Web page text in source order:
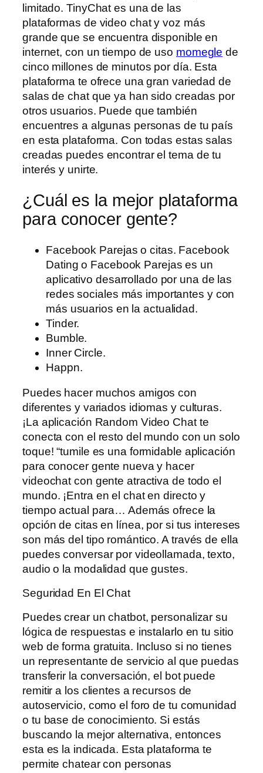
limitado. TinyChat es una de las
plataformas de video chat y voz más
grande que se encuentra disponible en
internet, con un tiempo de uso momegle de
cinco millones de minutos por día. Esta
plataforma te ofrece una gran variedad de
salas de chat que ya han sido creadas por
otros usuarios. Puede que también
encuentres a algunas personas de tu país
en esta plataforma. Con todas estas salas
creadas puedes encontrar el tema de tu
interés y unirte.
¿Cuál es la mejor plataforma
para conocer gente?
Facebook Parejas o citas. Facebook
Dating o Facebook Parejas es un
aplicativo desarrollado por una de las
redes sociales más importantes y con
más usuarios en la actualidad.
Tinder.
Bumble.
Inner Circle.
Happn.
Puedes hacer muchos amigos con
diferentes y variados idiomas y culturas.
¡La aplicación Random Video Chat te
conecta con el resto del mundo con un solo
toque! “tumile es una formidable aplicación
para conocer gente nueva y hacer
videochat con gente atractiva de todo el
mundo. ¡Entra en el chat en directo y
tiempo actual para… Además ofrece la
opción de citas en línea, por si tus intereses
son más del tipo romántico. A través de ella
puedes conversar por videollamada, texto,
audio o la modalidad que gustes.
Seguridad En El Chat
Puedes crear un chatbot, personalizar su
lógica de respuestas e instalarlo en tu sitio
web de forma gratuita. Incluso si no tienes
un representante de servicio al que puedas
transferir la conversación, el bot puede
remitir a los clientes a recursos de
autoservicio, como el foro de tu comunidad
o tu base de conocimiento. Si estás
buscando la mejor alternativa, entonces
esta es la indicada. Esta plataforma te
permite chatear con personas